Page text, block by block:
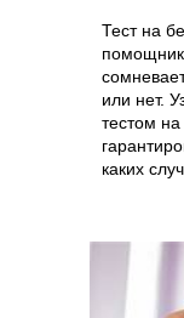
Тест на
или нет.
тестом
каких